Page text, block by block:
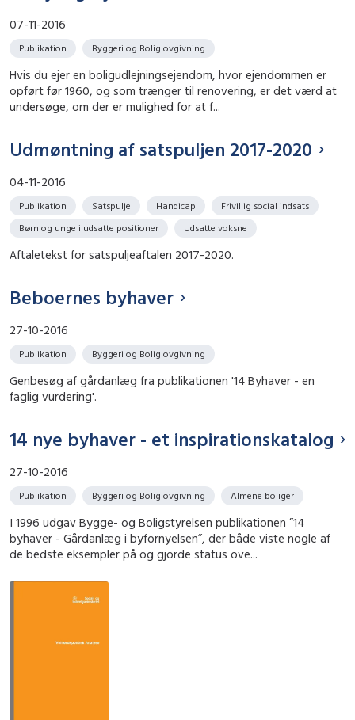
07-11-2016
Publikation Byggeri og Boliglovgivning
Hvis du ejer en boligudlejningsejendom, hvor ejendommen er
opført før 1960, og som trænger til renovering, er det værd at
undersøge, om der er mulighed for at f...
Udmøntning af satspuljen 2017-2020
04-11-2016
Publikation Satspulje Handicap
Frivillig social indsats
Børn og unge i udsatte positioner
Udsatte voksne
Aftaletekst for satspuljeaftalen 2017-2020.
Beboernes byhaver
27-10-2016
Publikation Byggeri og Boliglovgivning
Genbesøg af gårdanlæg fra publikationen '14 Byhaver - en
faglig vurdering'.
14 nye byhaver - et inspirationskatalog
27-10-2016
Publikation Byggeri og Boliglovgivning Almene boliger
I 1996 udgav Bygge- og Boligstyrelsen publikationen ”14
byhaver - Gårdanlæg i byfornyelsen”, der både viste nogle af
de bedste eksempler på og gjorde status ove...